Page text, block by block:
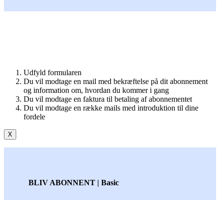
Udfyld formularen
Du vil modtage en mail med bekræftelse på dit abonnement
og information om, hvordan du kommer i gang
Du vil modtage en faktura til betaling af abonnementet
Du vil modtage en række mails med introduktion til dine
fordele
X
BLIV ABONNENT | Basic